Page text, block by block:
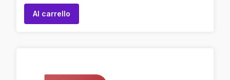
Al carrello